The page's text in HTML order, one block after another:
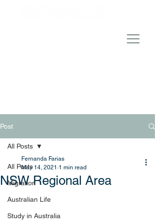
Post
All Posts
Migration
Australian Life
Study in Australia
All Posts
NSW Regional Area
Fernanda Farias
May 14, 2021 1 min read